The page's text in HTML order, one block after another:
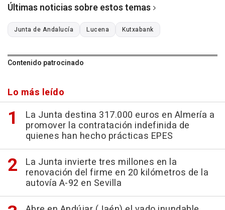
Últimas noticias sobre estos temas
Junta de Andalucía Lucena Kutxabank
Contenido patrocinado
Lo más leído
La Junta destina 317.000 euros en Almería a
promover la contratación indefinida de
quienes han hecho prácticas EPES
La Junta invierte tres millones en la
renovación del firme en 20 kilómetros de la
autovía A-92 en Sevilla